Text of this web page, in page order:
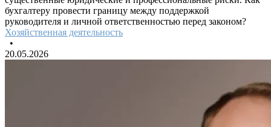
бухгалтеру провести границу между поддержкой
руководителя и личной ответственностью перед законом?
Хозяйственная деятельность
•
20.05.2026